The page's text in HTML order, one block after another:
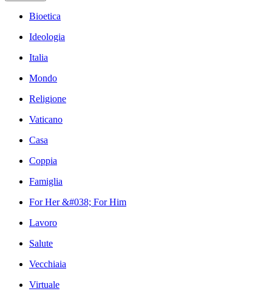
Bioetica
Ideologia
Italia
Mondo
Religione
Vaticano
Casa
Coppia
Famiglia
For Her &#038; For Him
Lavoro
Salute
Vecchiaia
Virtuale